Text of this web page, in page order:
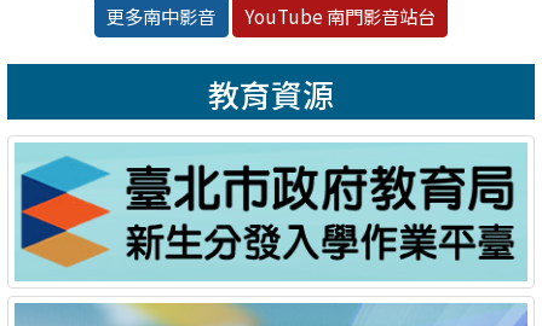
更多南中影音 YouTube 南門影音站台
教育資源